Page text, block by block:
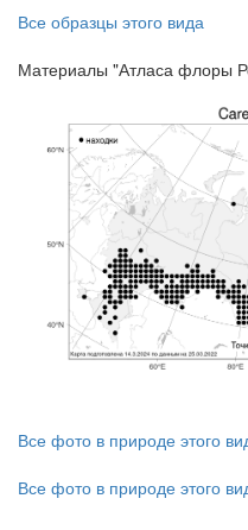
Все образцы этого вида
Материалы "Атласа флоры
Все фото в природе этого
Все фото в природе этого